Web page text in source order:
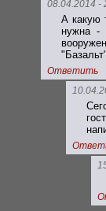
08.04.2014 -
А какую
нужна -
Ответить